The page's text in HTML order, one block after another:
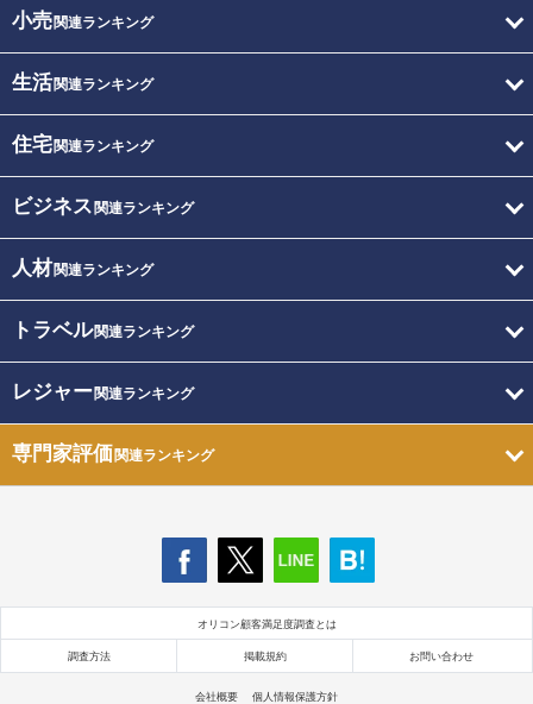
小売関連ランキング
生活関連ランキング
住宅関連ランキング
ビジネス 関連ランキング
人材関連ランキング
トラベル関連ランキング
レジャー関連ランキング
専門家評価関連ランキング
オリコン顧客満足度調査とは
調査方法 掲載規約 お問い合わせ
会社概要 個人情報保護方針